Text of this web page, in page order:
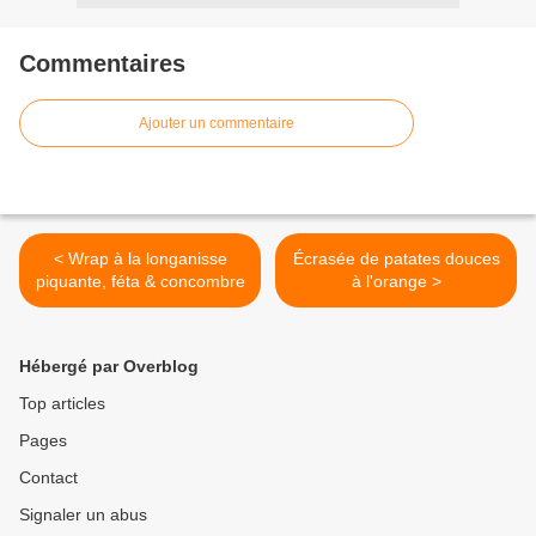
Commentaires
Ajouter un commentaire
< Wrap à la longanisse
piquante, féta & concombre
Écrasée de patates douces
à l'orange >
Hébergé par Overblog
Top articles
Pages
Contact
Signaler un abus